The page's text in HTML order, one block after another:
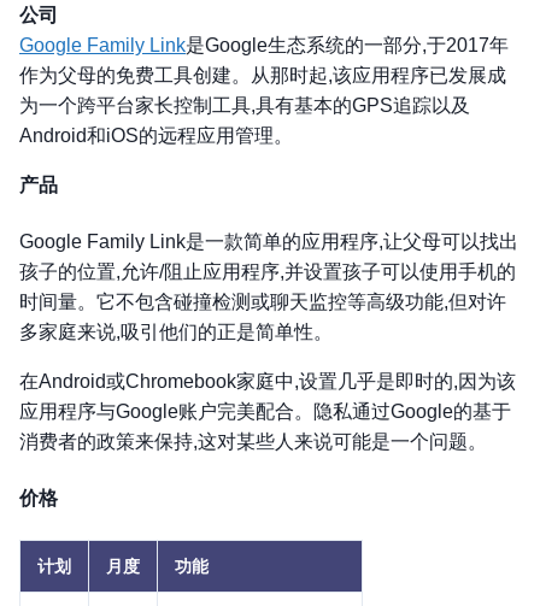
公司
Google Family Link是Google生态系统的一部分,于2017年
作为父母的免费工具创建。从那时起,该应用程序已发展成
为一个跨平台家长控制工具,具有基本的GPS追踪以及
Android和iOS的远程应用管理。
产品
Google Family Link是一款简单的应用程序,让父母可以找出
孩子的位置,允许/阻止应用程序,并设置孩子可以使用手机的
时间量。它不包含碰撞检测或聊天监控等高级功能,但对许
多家庭来说,吸引他们的正是简单性。
在Android或Chromebook家庭中,设置几乎是即时的,因为该
应用程序与Google账户完美配合。隐私通过Google的基于
消费者的政策来保持,这对某些人来说可能是一个问题。
价格
计划 月度 功能